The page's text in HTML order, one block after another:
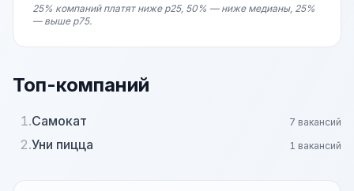
25% компаний платят ниже p25, 50% — ниже медианы, 25%
— выше p75.
Топ-компаний
1.Самокат 7 вакансий
2.Уни пицца 1 вакансий